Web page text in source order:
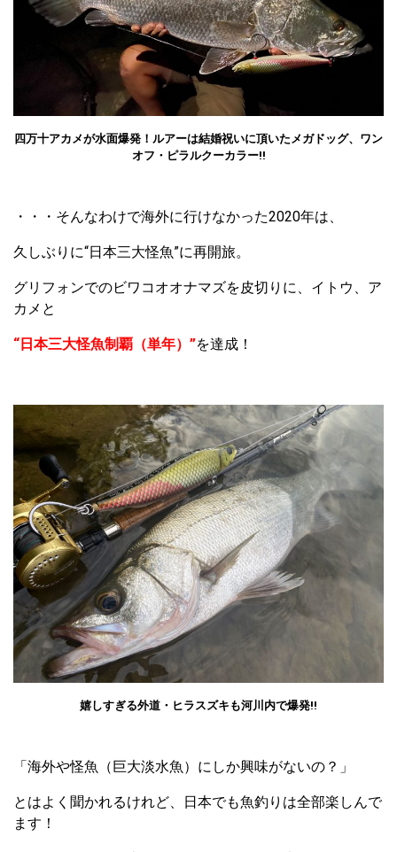
四万十アカメが水面爆発！ルアーは結婚祝いに頂いたメガドッグ、ワン
オフ・ピラルクーカラー!!
・・・そんなわけで海外に行けなかった2020年は、
久しぶりに“日本三大怪魚”に再開旅。
グリフォンでのビワコオオナマズを皮切りに、イトウ、ア
カメと
“日本三大怪魚制覇（単年）”を達成！
嬉しすぎる外道・ヒラスズキも河川内で爆発!!
「海外や怪魚（巨大淡水魚）にしか興味がないの？」
とはよく聞かれるけれど、日本でも魚釣りは全部楽しんで
ます！